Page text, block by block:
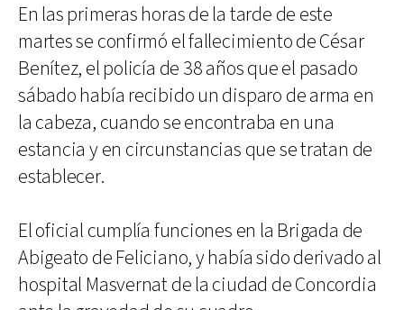
En las primeras horas de la tarde de este
martes se confirmó el fallecimiento de César
Benítez, el policía de 38 años que el pasado
sábado había recibido un disparo de arma en
la cabeza, cuando se encontraba en una
estancia y en circunstancias que se tratan de
establecer.
El oficial cumplía funciones en la Brigada de
Abigeato de Feliciano, y había sido derivado al
hospital Masvernat de la ciudad de Concordia